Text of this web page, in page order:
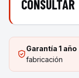
CONSULTAR
Garantía 1 año
fabricación